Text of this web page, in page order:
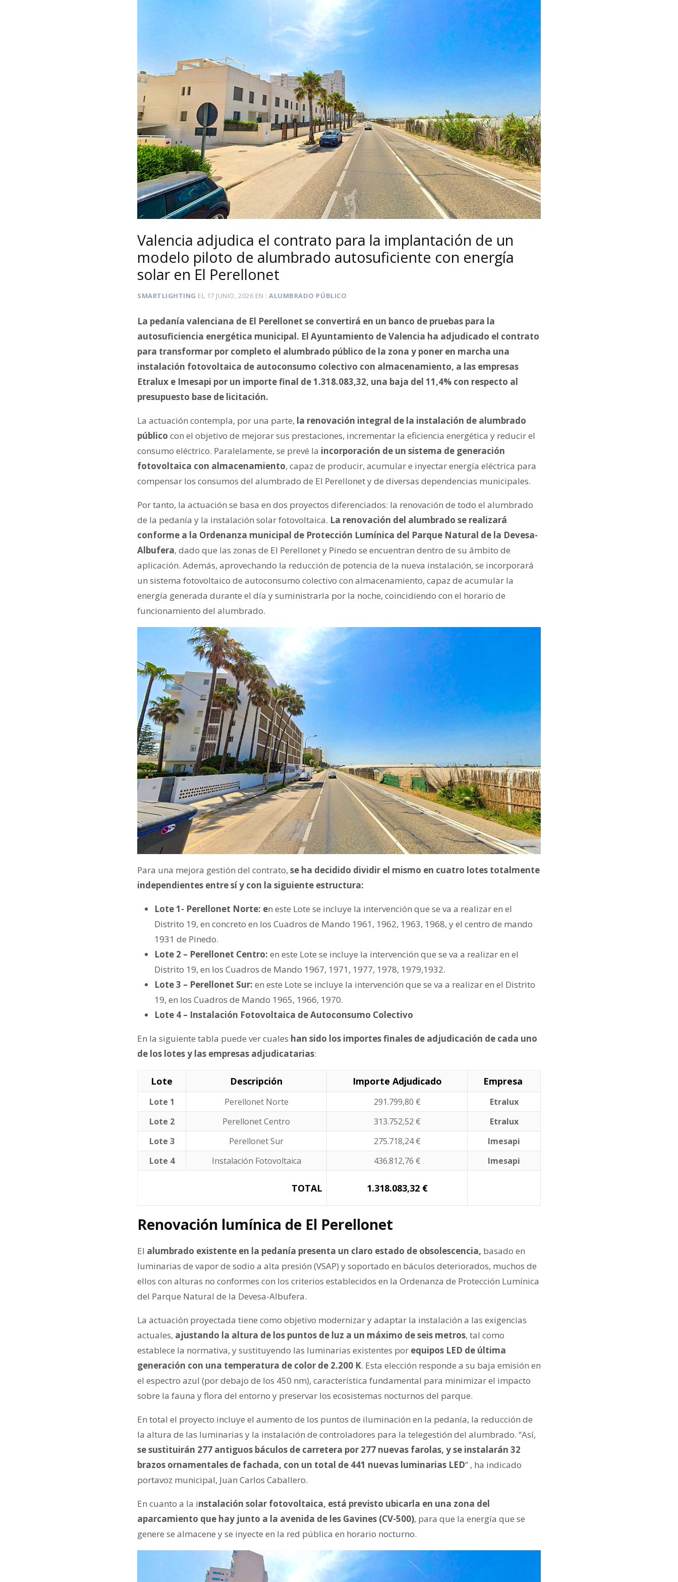
Valencia adjudica el contrato para la implantación de un
modelo piloto de alumbrado autosuficiente con energía
solar en El Perellonet
SMARTLIGHTING EL 17 JUNIO, 2026 EN ALUMBRADO PÚBLICO
La pedanía valenciana de El Perellonet se convertirá en un banco de pruebas para la
autosuficiencia energética municipal. El Ayuntamiento de Valencia ha adjudicado el contrato
para transformar por completo el alumbrado público de la zona y poner en marcha una
instalación fotovoltaica de autoconsumo colectivo con almacenamiento, a las empresas
Etralux e Imesapi por un importe final de 1.318.083,32, una baja del 11,4% con respecto al
presupuesto base de licitación.
La actuación contempla, por una parte, la renovación integral de la instalación de alumbrado
público con el objetivo de mejorar sus prestaciones, incrementar la eficiencia energética y reducir el
consumo eléctrico. Paralelamente, se prevé la incorporación de un sistema de generación
fotovoltaica con almacenamiento, capaz de producir, acumular e inyectar energía eléctrica para
compensar los consumos del alumbrado de El Perellonet y de diversas dependencias municipales.
Por tanto, la actuación se basa en dos proyectos diferenciados: la renovación de todo el alumbrado
de la pedanía y la instalación solar fotovoltaica. La renovación del alumbrado se realizará
conforme a la Ordenanza municipal de Protección Lumínica del Parque Natural de la Devesa-
Albufera, dado que las zonas de El Perellonet y Pinedo se encuentran dentro de su ámbito de
aplicación. Además, aprovechando la reducción de potencia de la nueva instalación, se incorporará
un sistema fotovoltaico de autoconsumo colectivo con almacenamiento, capaz de acumular la
energía generada durante el día y suministrarla por la noche, coincidiendo con el horario de
funcionamiento del alumbrado.
Para una mejora gestión del contrato, se ha decidido dividir el mismo en cuatro lotes totalmente
independientes entre sí y con la siguiente estructura:
Lote 1- Perellonet Norte: en este Lote se incluye la intervención que se va a realizar en el
Distrito 19, en concreto en los Cuadros de Mando 1961, 1962, 1963, 1968, y el centro de mando
1931 de Pinedo.
Lote 2 – Perellonet Centro: en este Lote se incluye la intervención que se va a realizar en el
Distrito 19, en los Cuadros de Mando 1967, 1971, 1977, 1978, 1979,1932.
Lote 3 – Perellonet Sur: en este Lote se incluye la intervención que se va a realizar en el Distrito
19, en los Cuadros de Mando 1965, 1966, 1970.
Lote 4 – Instalación Fotovoltaica de Autoconsumo Colectivo
En la siguiente tabla puede ver cuales han sido los importes finales de adjudicación de cada uno
de los lotes y las empresas adjudicatarias:
Lote Descripción Importe Adjudicado Empresa
Lote 1 Perellonet Norte 291.799,80 €
Etralux
Lote 2
Perellonet Centro 313.752,52 €
Etralux
Lote 3
Perellonet Sur 275.718,24 €
Imesapi
Lote 4
Instalación Fotovoltaica 436.812,76 € Imesapi
TOTAL 1.318.083,32 €
Renovación lumínica de El Perellonet
El alumbrado existente en la pedanía presenta un claro estado de obsolescencia, basado en
luminarias de vapor de sodio a alta presión (VSAP) y soportado en báculos deteriorados, muchos de
ellos con alturas no conformes con los criterios establecidos en la Ordenanza de Protección Lumínica
del Parque Natural de la Devesa-Albufera.
La actuación proyectada tiene como objetivo modernizar y adaptar la instalación a las exigencias
actuales, ajustando la altura de los puntos de luz a un máximo de seis metros, tal como
establece la normativa, y sustituyendo las luminarias existentes por equipos LED de última
generación con una temperatura de color de 2.200 K. Esta elección responde a su baja emisión en
el espectro azul (por debajo de los 450 nm), característica fundamental para minimizar el impacto
sobre la fauna y flora del entorno y preservar los ecosistemas nocturnos del parque.
En total el proyecto incluye el aumento de los puntos de iluminación en la pedanía, la reducción de
la altura de las luminarias y la instalación de controladores para la telegestión del alumbrado. “Así,
se sustituirán 277 antiguos báculos de carretera por 277 nuevas farolas, y se instalarán 32
brazos ornamentales de fachada, con un total de 441 nuevas luminarias LED” , ha indicado
portavoz municipal, Juan Carlos Caballero.
En cuanto a la instalación solar fotovoltaica, está previsto ubicarla en una zona del
aparcamiento que hay junto a la avenida de les Gavines (CV-500), para que la energía que se
genere se almacene y se inyecte en la red pública en horario nocturno.